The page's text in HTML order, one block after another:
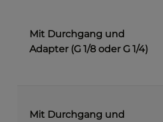
Mit Durchgang und
Adapter (G 1/8 oder G 1/4)
Mit Durchgang und